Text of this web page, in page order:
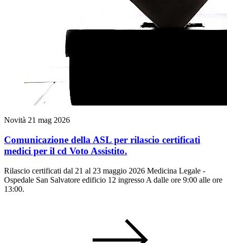
Novità 21 mag 2026
Comunicazione della ASL per rilascio certificati
medici per il cd Voto Assistito.
Rilascio certificati dal 21 al 23 maggio 2026 Medicina Legale -
Ospedale San Salvatore edificio 12 ingresso A dalle ore 9:00 alle ore
13:00.